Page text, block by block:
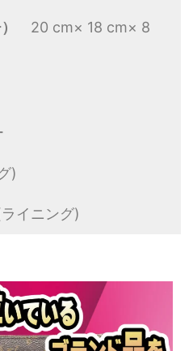
20 cm× 18 cm× 8
)
イニング)